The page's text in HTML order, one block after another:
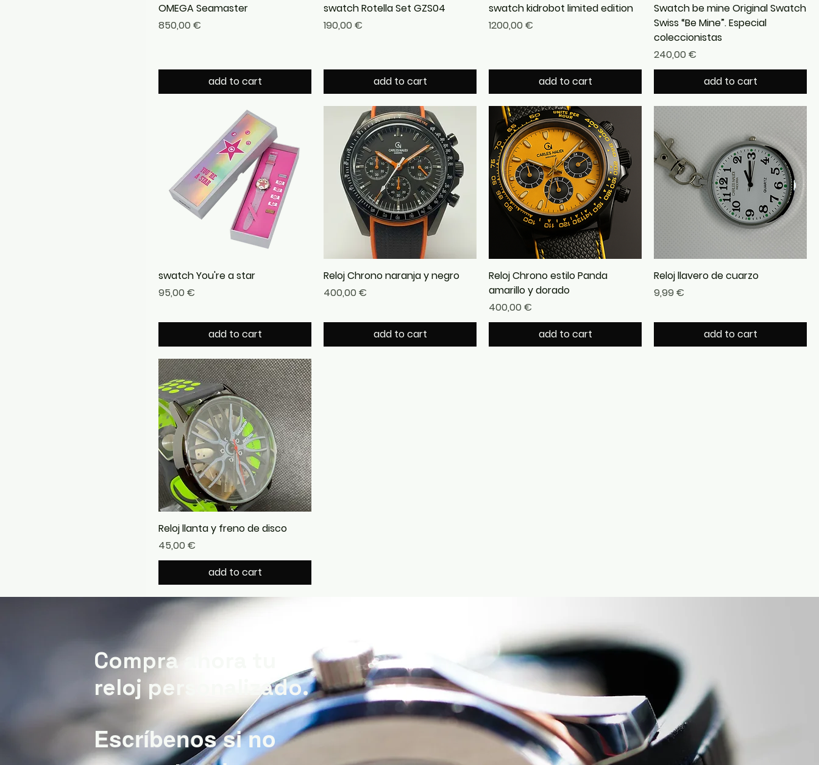
OMEGA Seamaster
Precio
850,00 €
add to cart
swatch Rotella Set GZS04
Precio
190,00 €
add to cart
swatch kidrobot limited edition
Precio
1200,00 €
add to cart
Swatch be mine Original Swatch
Swiss “Be Mine”. Especial
coleccionistas
Precio
240,00 €
add to cart
swatch You're a star
Precio
95,00 €
add to cart
Reloj Chrono naranja y negro
Precio
400,00 €
add to cart
Reloj Chrono estilo Panda
amarillo y dorado
Precio
400,00 €
add to cart
Reloj llavero de cuarzo
Precio
9,99 €
add to cart
Reloj llanta y freno de disco
Precio
45,00 €
add to cart
Compra ahora tu
reloj personalizado.
Escríbenos si no